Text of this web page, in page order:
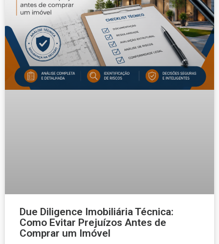
Due Diligence Imobiliária Técnica:
Como Evitar Prejuízos Antes de
Comprar um Imóvel